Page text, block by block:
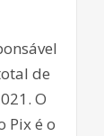
de
O
Pix é o